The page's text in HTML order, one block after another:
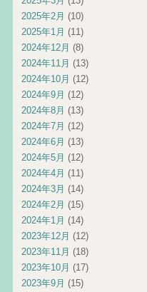
2025年2月 (10)
2025年1月 (11)
2024年12月 (8)
2024年11月 (13)
2024年10月 (12)
2024年9月 (12)
2024年8月 (13)
2024年7月 (12)
2024年6月 (13)
2024年5月 (12)
2024年4月 (11)
2024年3月 (14)
2024年2月 (15)
2024年1月 (14)
2023年12月 (12)
2023年11月 (18)
2023年10月 (17)
2023年9月 (15)